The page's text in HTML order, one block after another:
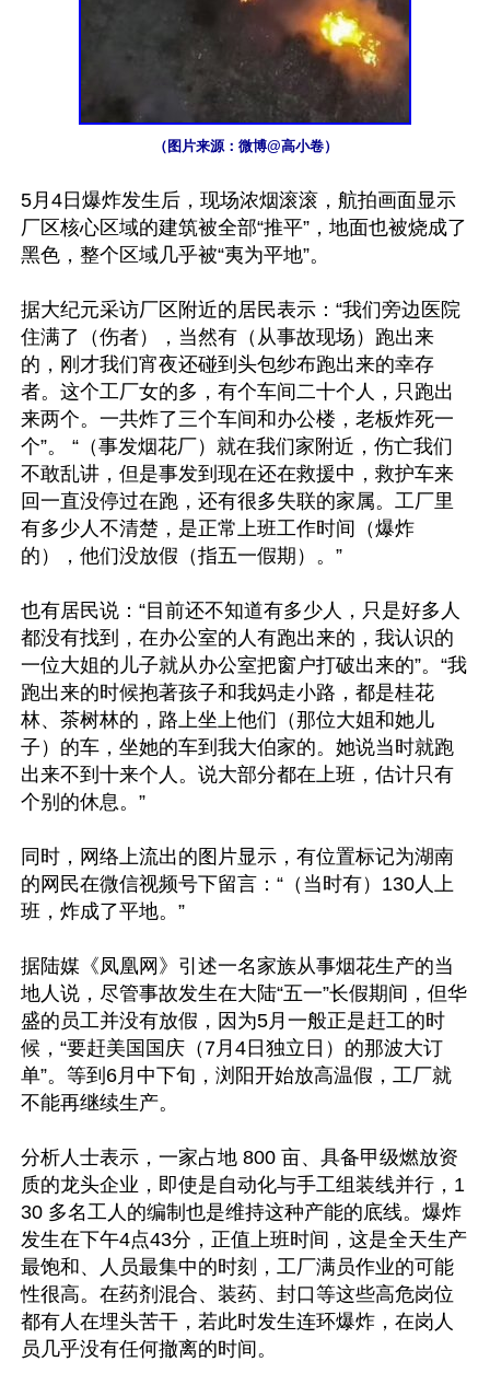
（图片来源：微博@高小卷）
5月4日爆炸发生后，现场浓烟滚滚，航拍画面显示
厂区核心区域的建筑被全部“推平”，地面也被烧成了
黑色，整个区域几乎被“夷为平地”。
据大纪元采访厂区附近的居民表示：“我们旁边医院
住满了（伤者），当然有（从事故现场）跑出来
的，刚才我们宵夜还碰到头包纱布跑出来的幸存
者。这个工厂女的多，有个车间二十个人，只跑出
来两个。一共炸了三个车间和办公楼，老板炸死一
个”。 “（事发烟花厂）就在我们家附近，伤亡我们
不敢乱讲，但是事发到现在还在救援中，救护车来
回一直没停过在跑，还有很多失联的家属。工厂里
有多少人不清楚，是正常上班工作时间（爆炸
的），他们没放假（指五一假期）。”
也有居民说：“目前还不知道有多少人，只是好多人
都没有找到，在办公室的人有跑出来的，我认识的
一位大姐的儿子就从办公室把窗户打破出来的”。“我
跑出来的时候抱著孩子和我妈走小路，都是桂花
林、茶树林的，路上坐上他们（那位大姐和她儿
子）的车，坐她的车到我大伯家的。她说当时就跑
出来不到十来个人。说大部分都在上班，估计只有
个别的休息。”
同时，网络上流出的图片显示，有位置标记为湖南
的网民在微信视频号下留言：“（当时有）130人上
班，炸成了平地。”
据陆媒《凤凰网》引述一名家族从事烟花生产的当
地人说，尽管事故发生在大陆“五一”长假期间，但华
盛的员工并没有放假，因为5月一般正是赶工的时
候，“要赶美国国庆（7月4日独立日）的那波大订
单”。等到6月中下旬，浏阳开始放高温假，工厂就
不能再继续生产。
分析人士表示，一家占地 800 亩、具备甲级燃放资
质的龙头企业，即使是自动化与手工组装线并行，1
30 多名工人的编制也是维持这种产能的底线。爆炸
发生在下午4点43分，正值上班时间，这是全天生产
最饱和、人员最集中的时刻，工厂满员作业的可能
性很高。在药剂混合、装药、封口等这些高危岗位
都有人在埋头苦干，若此时发生连环爆炸，在岗人
员几乎没有任何撤离的时间。